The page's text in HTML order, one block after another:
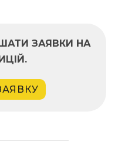
ЗАЯВКИ НА